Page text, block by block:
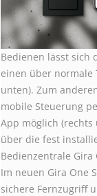
Bedienen lässt sich
einen über normale
unten). Zum
mobile Steuerung
App möglich (rechts
über die fest
Bedienzentrale Gira
Im neuen Gira One
sichere Fernzugriff